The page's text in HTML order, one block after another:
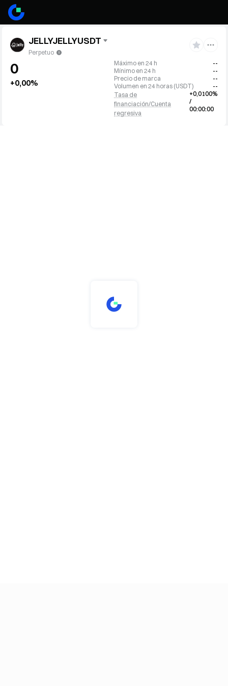
JELLYJELLYUSDT
Perpetuo
0
+0,00%
Máximo en 24 h
--
Mínimo en 24 h
--
Precio de marca
--
Volumen en 24 horas (USDT)
--
Tasa de
financiación/Cuenta
regresiva
+0,0100%
/
00:00:00